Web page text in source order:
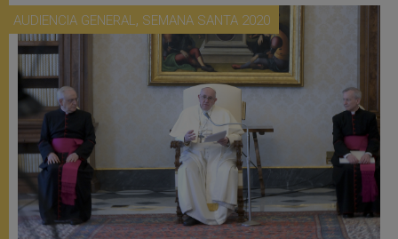
AUDIENCIA GENERAL, SEMANA SANTA 2020